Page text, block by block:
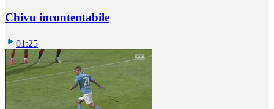
Chivu incontentabile
01:25